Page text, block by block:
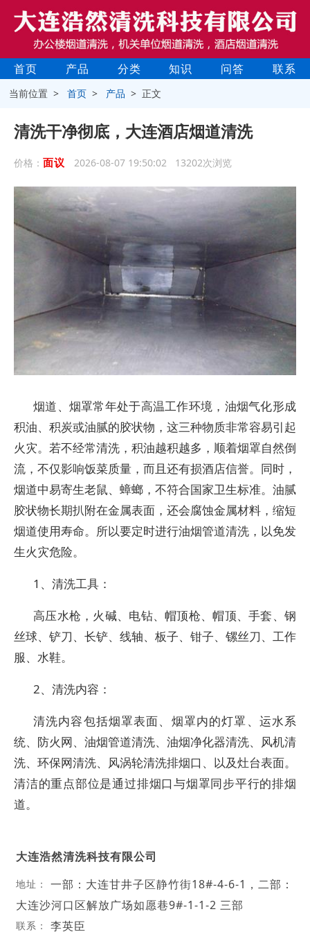
首页 产品 分类 知识 问答 联系
当前位置 >首页 > 产品 > 正文
清洗干净彻底，大连酒店烟道清洗
价格： 面议 2026-08-07 19:50:02 13202次浏览
烟道、烟罩常年处于高温工作环境，油烟气化形成
积油、积炭或油腻的胶状物，这三种物质非常容易引起
火灾。若不经常清洗，积油越积越多，顺着烟罩自然倒
流，不仅影响饭菜质量，而且还有损酒店信誉。同时，
烟道中易寄生老鼠、蟑螂，不符合国家卫生标准。油腻
胶状物长期扒附在金属表面，还会腐蚀金属材料，缩短
烟道使用寿命。所以要定时进行油烟管道清洗，以免发
生火灾危险。
1、清洗工具：
高压水枪，火碱、电钻、帽顶枪、帽顶、手套、钢
丝球、铲刀、长铲、线轴、板子、钳子、镙丝刀、工作
服、水鞋。
2、清洗内容：
清洗内容包括烟罩表面、烟罩内的灯罩、运水系
统、防火网、油烟管道清洗、油烟净化器清洗、风机清
洗、环保网清洗、风涡轮清洗排烟口、以及灶台表面。
清洁的重点部位是通过排烟口与烟罩同步平行的排烟
道。
大连浩然清洗科技有限公司
地址：
一部：大连甘井子区静竹街18#-4-6-1，二部：
大连沙河口区解放广场如愿巷9#-1-1-2 三部
联系： 李英臣